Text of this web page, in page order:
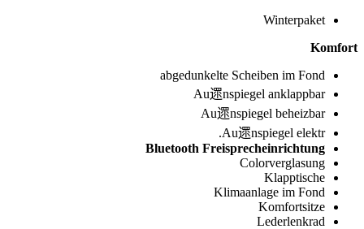
Winterpaket
Komfort
abgedunkelte Scheiben im Fond
Au遝nspiegel anklappbar
Au遝nspiegel beheizbar
Au遝nspiegel elektr.
Bluetooth Freisprecheinrichtung
Colorverglasung
Klapptische
Klimaanlage im Fond
Komfortsitze
Lederlenkrad